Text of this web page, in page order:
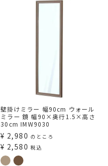
壁掛けミラー 幅90cm ウォール
ミラー 鏡 幅90×奥行1.5×高さ
30cm IMW9030
¥ 2,980 のところ
¥ 2,580 税込